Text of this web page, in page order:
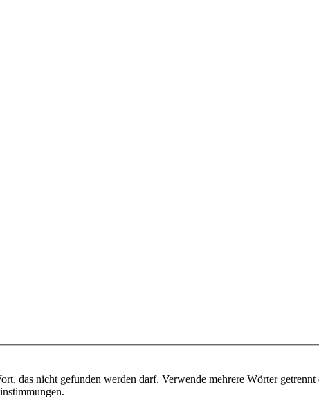
das nicht gefunden werden darf. Verwende mehrere Wörter getrennt